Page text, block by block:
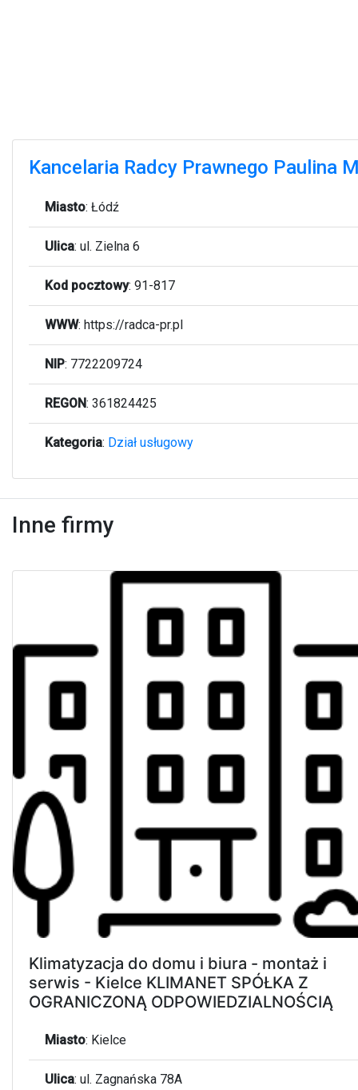
Kancelaria Radcy Prawnego Paulina
Miasto: Łódź
Ulica: ul. Zielna 6
Kod pocztowy: 91-817
WWW: https://radca-pr.pl
NIP: 7722209724
REGON: 361824425
Kategoria: Dział usługowy
Inne firmy
Klimatyzacja do domu i biura - montaż i
serwis - Kielce KLIMANET SPÓŁKA Z
OGRANICZONĄ ODPOWIEDZIALNOŚCIĄ
Miasto: Kielce
Ulica: ul. Zagnańska 78A